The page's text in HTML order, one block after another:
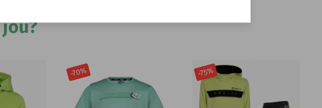
-70% -75%